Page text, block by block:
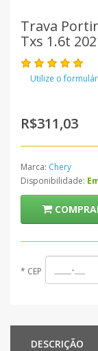
Trava
Txs 1.6t
Utilize o
R$311,03
Marca: Chery
Disponibilidade:
* CEP
DESCRIÇÃO